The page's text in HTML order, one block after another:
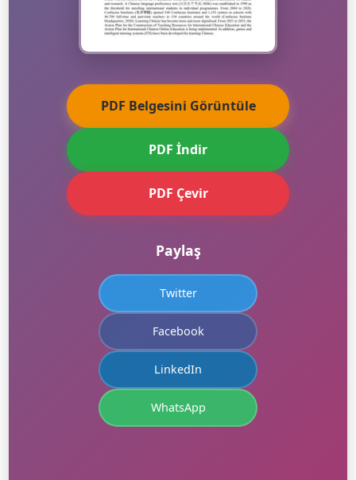
PDF Belgesini Görüntüle
PDF İndir
PDF Çevir
Paylaş
Twitter
Facebook
LinkedIn
WhatsApp